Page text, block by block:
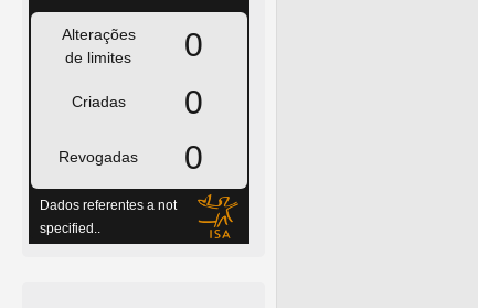
ambientais na agricultura familiar